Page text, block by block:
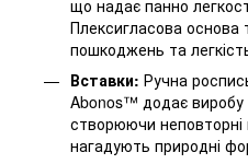
що надає панно
Плексигласова основа
пошкоджень та
Вставки: Ручна
Abonos™ додає виробу
створюючи неповторні
нагадують природні